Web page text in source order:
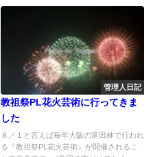
管理人日記
教祖祭PL花火芸術に行ってきま
した
８／１と言えば毎年大阪の富田林で行われ
る『教祖祭PL花火芸術』が開催されるこ